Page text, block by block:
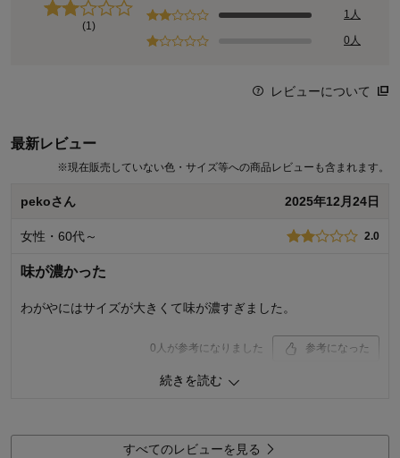
(1)
1人
0人
レビューについて
最新レビュー
※現在販売していない色・サイズ等への商品レビューも含まれます。
pekoさん 2025年12月24日
女性・60代～ 2.0
味が濃かった
わがやにはサイズが大きくて味が濃すぎました。
0 人が参考になりました 参考になった
2.0
購入用途： ご自宅用
続きを読む
すべてのレビューを見る